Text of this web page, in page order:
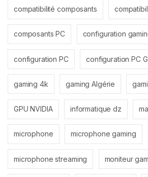
compatibilité composants
composants PC configuration
configuration PC configuration PC
gaming 4k gaming Algérie
GPU NVIDIA informatique dz
microphone microphone gaming
microphone streaming moniteur